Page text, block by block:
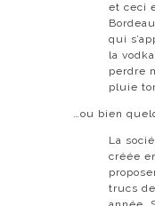
et ceci
qui
la
perdre
pluie
…ou bien
La
créée
trucs